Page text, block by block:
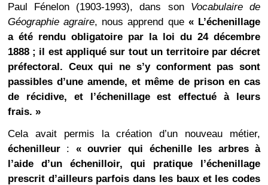
Paul Fénelon (1903-1993), dans son Vocabulaire de
Géographie agraire, nous apprend que « L’échenillage
a été rendu obligatoire par la loi du 24 décembre
1888 ; il est appliqué sur tout un territoire par décret
préfectoral. Ceux qui ne s’y conforment pas sont
passibles d’une amende, et même de prison en cas
de récidive, et l’échenillage est effectué à leurs
frais. »
Cela avait permis la création d’un nouveau métier,
échenilleur: « ouvrier qui échenille les arbres à
l’aide d’un échenilloir, qui pratique l’échenillage
prescrit d’ailleurs parfois dans les baux et les codes